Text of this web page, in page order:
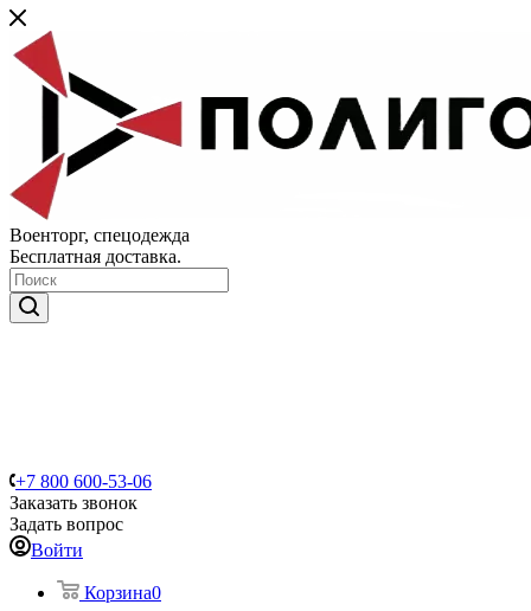
Военторг, спецодежда
Бесплатная доставка.
+7 800 600-53-06
Заказать звонок
Задать вопрос
Войти
Корзина0